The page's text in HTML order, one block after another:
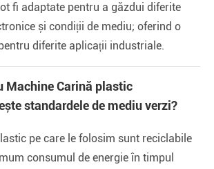
fi adaptate pentru a găzdui diferite
și condiții de mediu; oferind o
diferite aplicații industriale.
Machine Carină plastic
standardele de mediu verzi?
pe care le folosim sunt reciclabile
consumul de energie în timpul